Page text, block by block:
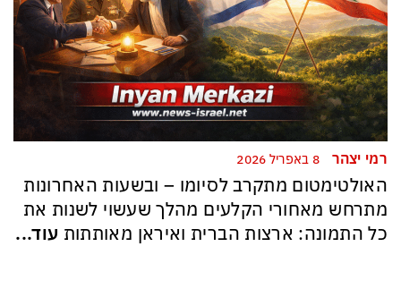
רמי יצהר
האולטימטום מתקרב לסיומו – ובשעות האחרונות
מתרחש מאחורי הקלעים מהלך שעשוי לשנות את
כל התמונה: ארצות הברית ואיראן מאותתות עוד...